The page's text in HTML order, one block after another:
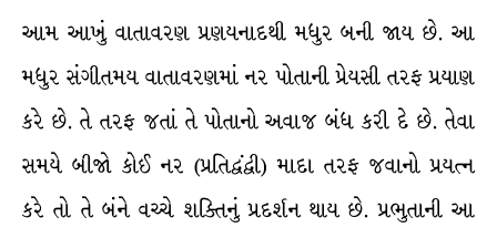
આમ આખું વાતાવરણ પ્રણયનાદથી મધુર બની જાય છે. આ
મધુર સંગીતમય વાતાવરણમાં નર પોતાની પ્રેયસી તરફ પ્રયાણ
કરે છે. તે તરફ જતાં તે પોતાનો અવાજ બંધ કરી દે છે. તેવા
સમયે બીજો કોઈ નર (પ્રતિદ્વંદ્વી) માદા તરફ જવાનો પ્રયત્ન
કરે તો તે બંને વચ્ચે શક્તિનું પ્રદર્શન થાય છે. પ્રભુતાની આ